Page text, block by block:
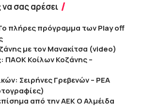
σας αρέσει
πλήρες πρόγραμμα των Play off
με τον Μανακίτσα (video)
ΠΑΟΚ Κοίλων Κοζάνης –
Σειρήνες Γρεβενών – ΡΕΑ
από την ΑΕΚ Ο Αλμέιδα